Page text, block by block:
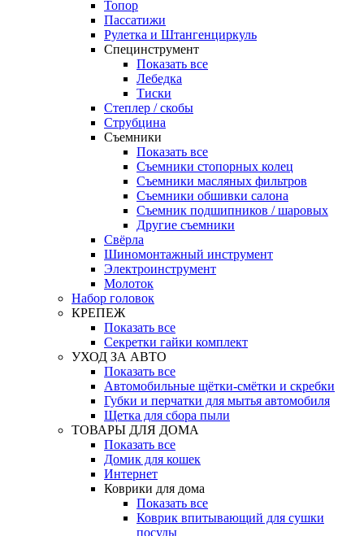
Топор
Пассатижи
Рулетка и Штангенциркуль
Специнструмент
Показать все
Лебедка
Тиски
Степлер / скобы
Струбцина
Съемники
Показать все
Съемники стопорных колец
Съемники масляных фильтров
Съемники обшивки салона
Съемник подшипников / шаровых
Другие съемники
Свёрла
Шиномонтажный инструмент
Электроинструмент
Молоток
Набор головок
КРЕПЕЖ
Показать все
Секретки гайки комплект
УХОД ЗА АВТО
Показать все
Автомобильные щётки-смётки и скребки
Губки и перчатки для мытья автомобиля
Щетка для сбора пыли
ТОВАРЫ ДЛЯ ДОМА
Показать все
Домик для кошек
Интернет
Коврики для дома
Показать все
Коврик впитывающий для сушки
посуды